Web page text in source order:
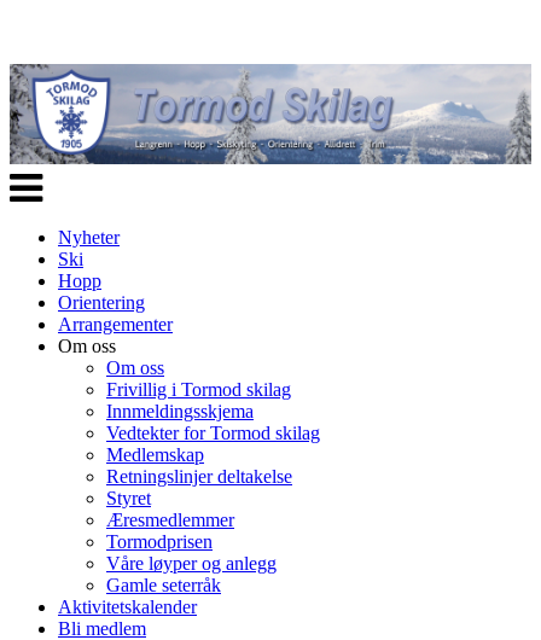
Veksle
navigasjon
Nyheter
Ski
Hopp
Orientering
Arrangementer
Om oss
Om oss
Frivillig i Tormod skilag
Innmeldingsskjema
Vedtekter for Tormod skilag
Medlemskap
Retningslinjer deltakelse
Styret
Æresmedlemmer
Tormodprisen
Våre løyper og anlegg
Gamle seterråk
Aktivitetskalender
Bli medlem